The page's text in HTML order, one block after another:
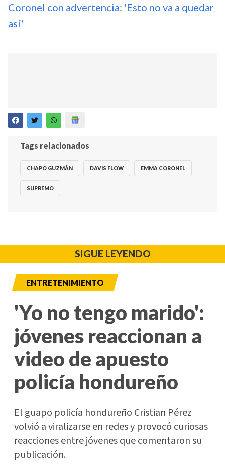
Coronel con advertencia: 'Esto no va a quedar
así'
Tags relacionados
CHAPO GUZMÁN DAVIS FLOW EMMA CORONEL
SUPREMO
SIGUE LEYENDO
ENTRETENIMIENTO
'Yo no tengo marido':
jóvenes reaccionan a
video de apuesto
policía hondureño
El guapo policía hondureño Cristian Pérez
volvió a viralizarse en redes y provocó curiosas
reacciones entre jóvenes que comentaron su
publicación.